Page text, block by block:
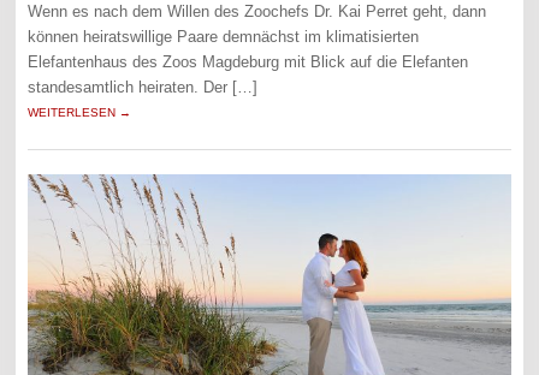
Wenn es nach dem Willen des Zoochefs Dr. Kai Perret geht, dann
können heiratswillige Paare demnächst im klimatisierten
Elefantenhaus des Zoos Magdeburg mit Blick auf die Elefanten
standesamtlich heiraten. Der […]
WEITERLESEN →